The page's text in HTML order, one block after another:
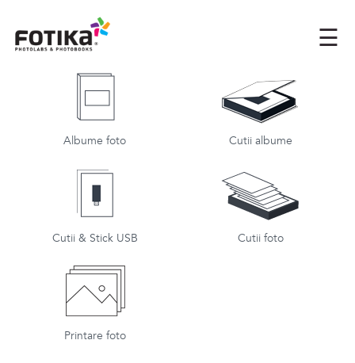
×
☰
Albume foto Cutii albume
Cutii & Stick USB Cutii foto
Printare foto